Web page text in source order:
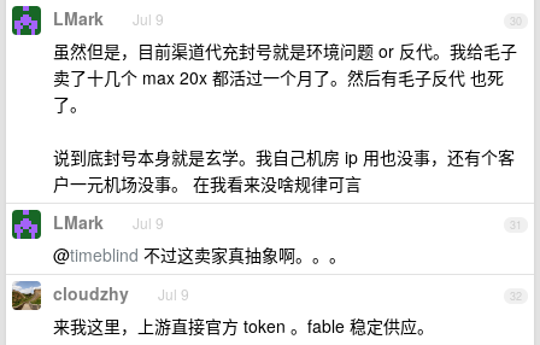
30
LMark Jul 9
虽然但是，目前渠道代充封号就是环境问题 or 反代。我给毛子
卖了十几个 max 20x 都活过一个月了。然后有毛子反代 也死
了。
说到底封号本身就是玄学。我自己机房 ip 用也没事，还有个客
户一元机场没事。 在我看来没啥规律可言
31
LMark Jul 9
@timeblind 不过这卖家真抽象啊。。。
32
cloudzhy Jul 9
来我这里，上游直接官方 token 。fable 稳定供应。